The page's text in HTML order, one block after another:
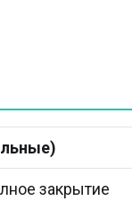
закрытие